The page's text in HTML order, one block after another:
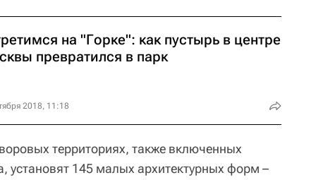
на "Горке": как пустырь в центре
превратился в парк
2018, 11:18
территориях, также включенных
установят 145 малых архитектурных форм –